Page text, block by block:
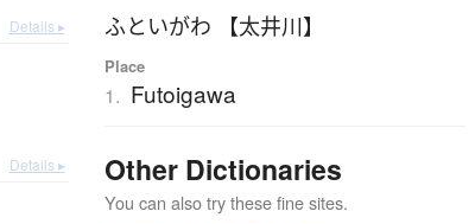
Details ▸
Details ▸
ふといがわ 【太井川】
Place
1. Futoigawa
Other Dictionaries
You can also try these fine sites.